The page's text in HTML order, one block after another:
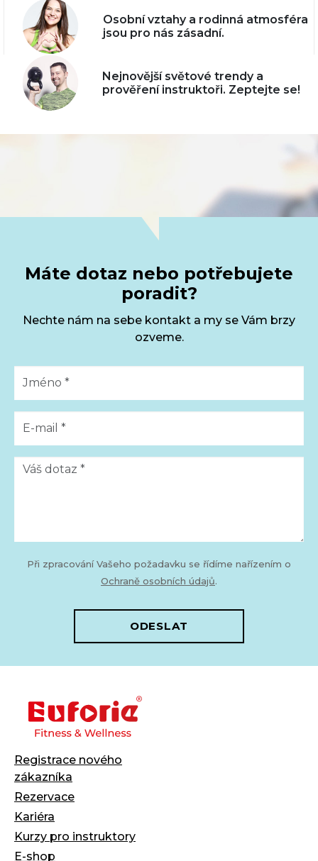
Osobní vztahy a rodinná atmosféra
jsou pro nás zásadní.
Nejnovější světové trendy a
prověření instruktoři. Zeptejte se!
Máte dotaz nebo potřebujete
poradit?
Nechte nám na sebe kontakt a my se Vám brzy
ozveme.
Při zpracování Vašeho požadavku se řídíme nařízením o
Ochraně osobních údajů.
ODESLAT
Registrace nového
zákazníka
Rezervace
Kariéra
Kurzy pro instruktory
E-shop